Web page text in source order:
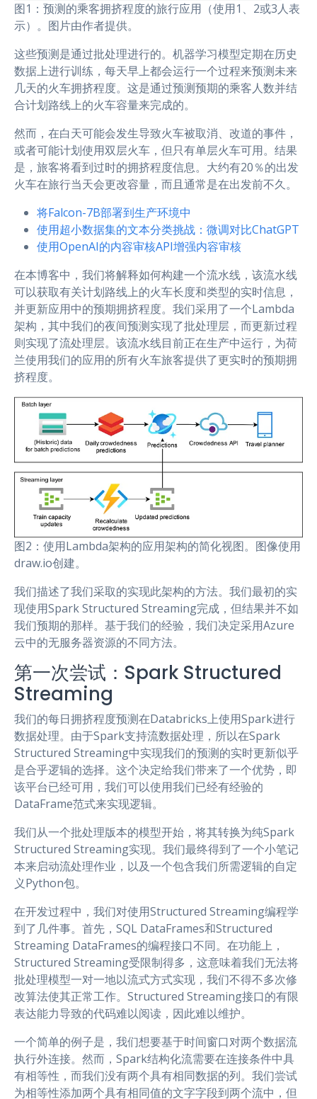
图1：预测的乘客拥挤程度的旅行应用（使用1、2或3人表
示）。图片由作者提供。
这些预测是通过批处理进行的。机器学习模型定期在历史
数据上进行训练，每天早上都会运行一个过程来预测未来
几天的火车拥挤程度。这是通过预测预期的乘客人数并结
合计划路线上的火车容量来完成的。
然而，在白天可能会发生导致火车被取消、改道的事件，
或者可能计划使用双层火车，但只有单层火车可用。结果
是，旅客将看到过时的拥挤程度信息。大约有20％的出发
火车在旅行当天会更改容量，而且通常是在出发前不久。
将Falcon-7B部署到生产环境中
使用超小数据集的文本分类挑战：微调对比ChatGPT
使用OpenAI的内容审核API增强内容审核
在本博客中，我们将解释如何构建一个流水线，该流水线
可以获取有关计划路线上的火车长度和类型的实时信息，
并更新应用中的预期拥挤程度。我们采用了一个Lambda
架构，其中我们的夜间预测实现了批处理层，而更新过程
则实现了流处理层。该流水线目前正在生产中运行，为荷
兰使用我们的应用的所有火车旅客提供了更实时的预期拥
挤程度。
图2：使用Lambda架构的应用架构的简化视图。图像使用
draw.io创建。
我们描述了我们采取的实现此架构的方法。我们最初的实
现使用Spark Structured Streaming完成，但结果并不如
我们预期的那样。基于我们的经验，我们决定采用Azure
云中的无服务器资源的不同方法。
第一次尝试：Spark Structured
Streaming
我们的每日拥挤程度预测在Databricks上使用Spark进行
数据处理。由于Spark支持流数据处理，所以在Spark
Structured Streaming中实现我们的预测的实时更新似乎
是合乎逻辑的选择。这个决定给我们带来了一个优势，即
该平台已经可用，我们可以使用我们已经有经验的
DataFrame范式来实现逻辑。
我们从一个批处理版本的模型开始，将其转换为纯Spark
Structured Streaming实现。我们最终得到了一个小笔记
本来启动流处理作业，以及一个包含我们所需逻辑的自定
义Python包。
在开发过程中，我们对使用Structured Streaming编程学
到了几件事。首先，SQL DataFrames和Structured
Streaming DataFrames的编程接口不同。在功能上，
Structured Streaming受限制得多，这意味着我们无法将
批处理模型一对一地以流式方式实现，我们不得不多次修
改算法使其正常工作。Structured Streaming接口的有限
表达能力导致的代码难以阅读，因此难以维护。
一个简单的例子是，我们想要基于时间窗口对两个数据流
执行外连接。然而，Spark结构化流需要在连接条件中具
有相等性，而我们没有两个具有相同数据的列。我们尝试
为相等性添加两个具有相同值的文字字段到两个流中，但